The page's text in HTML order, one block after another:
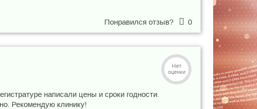
Понравился отзыв? 0
Нет
оценки
написали цены и сроки годности.
Рекомендую клинику!